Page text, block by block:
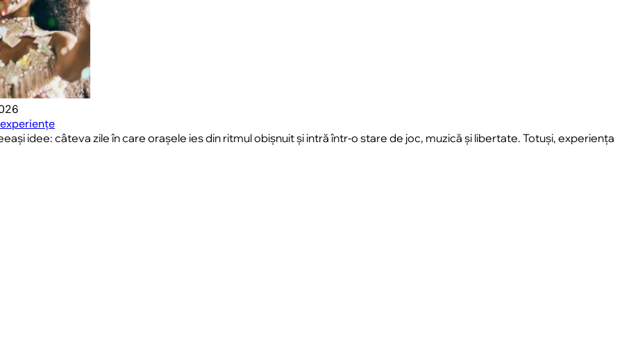
idee: câteva zile în care orașele ies din ritmul obișnuit și intră într-o stare de joc, muzică și libertate. Totuși, experiența